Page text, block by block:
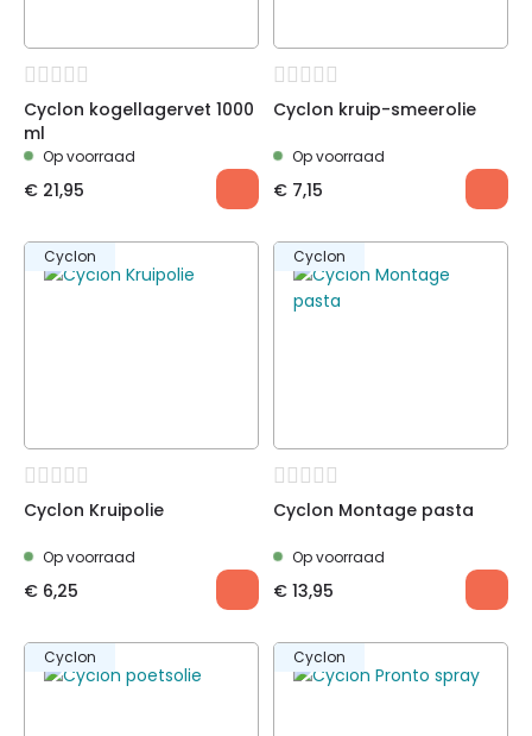
Cyclon kogellagervet 1000
ml
Op voorraad
€ 21,95
Cyclon kruip-smeerolie
Op voorraad
€ 7,15
Cyclon
Cyclon Kruipolie
Op voorraad
€ 6,25
Cyclon
Cyclon Montage pasta
Op voorraad
€ 13,95
Cyclon Cyclon